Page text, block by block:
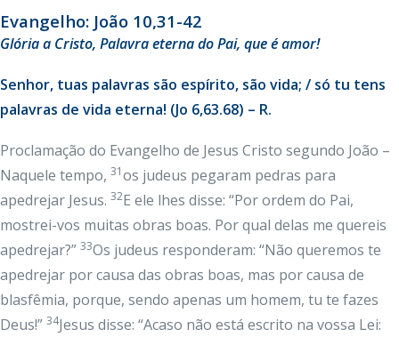
Evangelho: João 10,31-42
Glóriaa Cristo, Palavra eterna do Pai, que é amor!
Senhor, tuas palavras são espírito, são vida; / só tu tens
palavras de vida eterna! (Jo 6,63.68) – R.
Proclamação do Evangelho de Jesus Cristo segundo João –
Naquele tempo, 31os judeus pegaram pedras para
apedrejar Jesus. 32E ele lhes disse: “Por ordem do Pai,
mostrei-vos muitas obras boas. Por qual delas me quereis
apedrejar?” 33Os judeus responderam: “Não queremos te
apedrejar por causa das obras boas, mas por causa de
blasfêmia, porque, sendo apenas um homem, tu te fazes
Deus!” 34Jesus disse: “Acaso não está escrito na vossa Lei: